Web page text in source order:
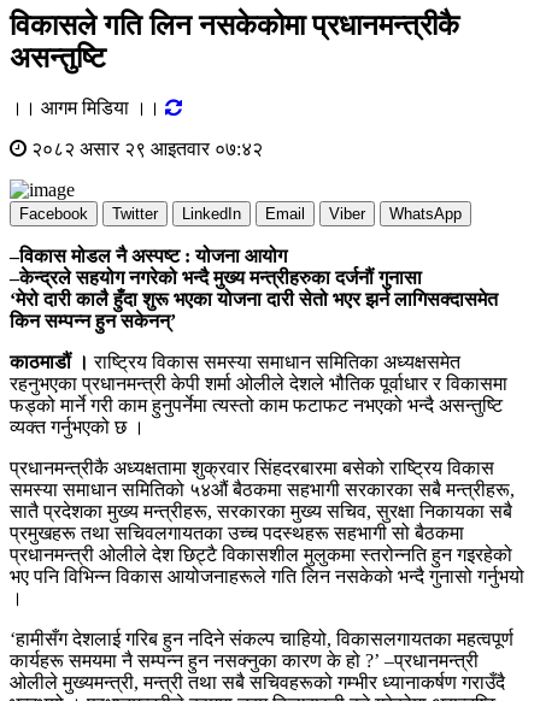
विकासले गति लिन नसकेकोमा प्रधानमन्त्रीकै
असन्तुष्टि
।। आगम मिडिया ।।
२०८२ असार २९ आइतवार ०७:४२
Facebook Twitter LinkedIn Email Viber WhatsApp
–विकास मोडल नै अस्पष्ट : योजना आयोग
–केन्द्रले सहयोग नगरेको भन्दै मुख्य मन्त्रीहरुका दर्जनौं गुनासा
‘मेरो दारी कालै हुँदा शुरू भएका योजना दारी सेतो भएर झर्न लागिसक्दासमेत
किन सम्पन्न हुन सकेनन्’
काठमाडौं ।राष्ट्रिय विकास समस्या समाधान समितिका अध्यक्षसमेत
रहनुभएका प्रधानमन्त्री केपी शर्मा ओलीले देशले भौतिक पूर्वाधार र विकासमा
फड्को मार्ने गरी काम हुनुपर्नेमा त्यस्तो काम फटाफट नभएको भन्दै असन्तुष्टि
व्यक्त गर्नुभएको छ ।
प्रधानमन्त्रीकै अध्यक्षतामा शुक्रवार सिंहदरबारमा बसेको राष्ट्रिय विकास
समस्या समाधान समितिको ५४औं बैठकमा सहभागी सरकारका सबै मन्त्रीहरू,
सातै प्रदेशका मुख्य मन्त्रीहरू, सरकारका मुख्य सचिव, सुरक्षा निकायका सबै
प्रमुखहरू तथा सचिवलगायतका उच्च पदस्थहरू सहभागी सो बैठकमा
प्रधानमन्त्री ओलीले देश छिट्टै विकासशील मुलुकमा स्तरोन्नति हुन गइरहेको
भए पनि विभिन्न विकास आयोजनाहरूले गति लिन नसकेको भन्दै गुनासो गर्नुभयो
।
‘हामीसँग देशलाई गरिब हुन नदिने संकल्प चाहियो, विकासलगायतका महत्वपूर्ण
कार्यहरू समयमा नै सम्पन्न हुन नसक्नुका कारण के हो ?’ –प्रधानमन्त्री
ओलीले मुख्यमन्त्री, मन्त्री तथा सबै सचिवहरूको गम्भीर ध्यानाकर्षण गराउँदै